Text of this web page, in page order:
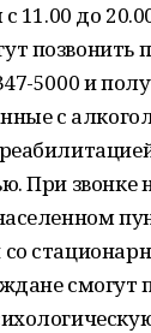
11.00 до
позвонить
5000 и
с
При звонке
смогут